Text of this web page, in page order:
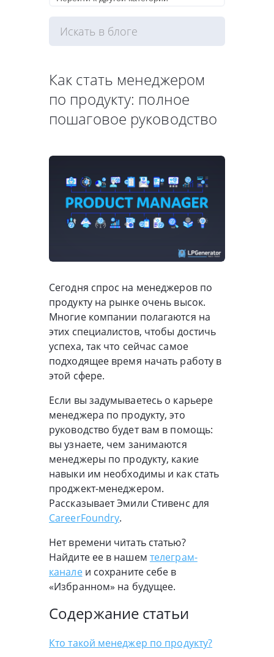
Как стать менеджером
по продукту: полное
пошаговое руководство
Сегодня спрос на менеджеров по
продукту на рынке очень высок.
Многие компании полагаются на
этих специалистов, чтобы достичь
успеха, так что сейчас самое
подходящее время начать работу в
этой сфере.
Если вы задумываетесь о карьере
менеджера по продукту, это
руководство будет вам в помощь:
вы узнаете, чем занимаются
менеджеры по продукту, какие
навыки им необходимы и как стать
проджект-менеджером.
Рассказывает Эмили Стивенс для
CareerFoundry.
Нет времени читать статью?
Найдите ее в нашем телеграм-
каналеи сохраните себе в
«Избранном» на будущее.
Содержание статьи
Кто такой менеджер по продукту?